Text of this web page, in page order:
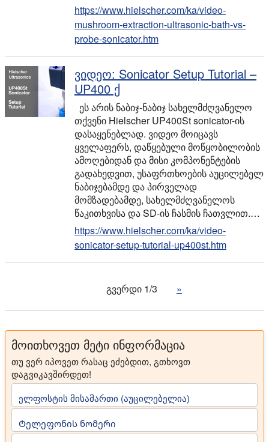
https://www.hielscher.com/ka/video-
mushroom-extraction-ultrasonic-bath-vs-
probe-sonicator.htm
ვიდეო: Sonicator Setup Tutorial –
UP400 ქ
ეს არის ნაბიჯ-ნაბიჯ სახელმძღვანელო
თქვენი Hielscher UP400St sonicator-ის
დასაყენებლად. ვიდეო მოიცავს
ყველაფერს, დაწყებული მოწყობილობის
ამოღებიდან და მისი კომპონენტების
გადახედვით, უსაფრთხოების აუცილებელ
ნაბიჯებამდე და პირველად
მომზადებამდე, სახელმძღვანელოს
წაკითხვისა და SD-ის ჩასმის ჩათვლით.…
https://www.hielscher.com/ka/video-
sonicator-setup-tutorial-up400st.htm
გვერდი 1/3 »
მოითხოვეთ მეტი ინფორმაცია
თუ ვერ იპოვეთ რასაც ეძებდით, გთხოვთ
დაგვიკავშირდეთ!
ელფოსტის მისამართი (აუცილებელია)
Ტელეფონის ნომერი